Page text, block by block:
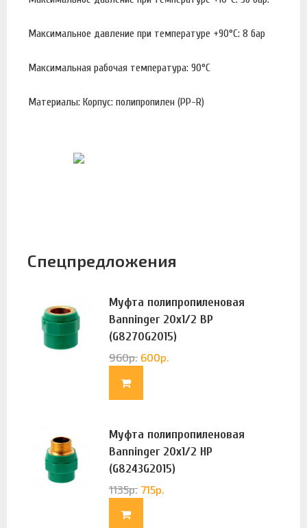
Максимальное давление при температуре +90°С: 8 бар
Максимальная рабочая температура: 90°С
Материалы: Корпус: полипропилен (PP-R)
Спецпредложения
Муфта полипропиленовая
Banninger 20х1/2 ВР
(G8270G2015)
960р. 600р.
Муфта полипропиленовая
Banninger 20х1/2 НР
(G8243G2015)
1135р. 715р.